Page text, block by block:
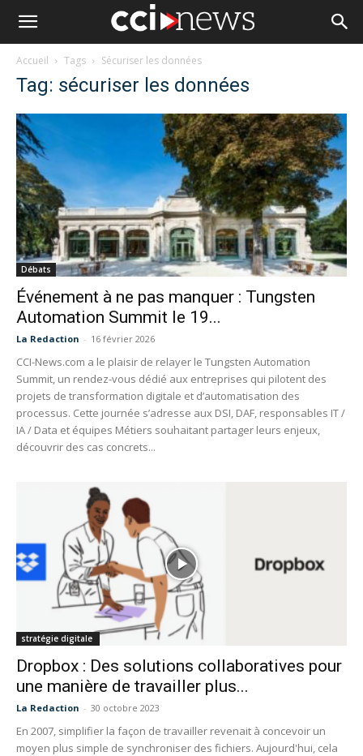
Accueil Tags Sécuriser les données
Tag: sécuriser les données
Débats
Événement à ne pas manquer : Tungsten
Automation Summit le 19...
La Redaction - 16 février 2026
CCI-News.com a le plaisir de relayer le Tungsten Automation
Summit, un rendez-vous dédié aux entreprises qui pilotent des
projets de transformation digitale et d’automatisation des
processus. Cette journée s’adresse aux DSI, DAF, responsables IT /
IA / Data et équipes Métiers souhaitant partager leurs enjeux,
découvrir des cas concrets...
stratégie digitale
Dropbox : Des solutions collaboratives pour
une manière de travailler plus...
La Redaction - 30 octobre 2023
En 2007, simplifier la façon de travailler revenait à concevoir un
moyen plus simple de synchroniser des fichiers. Aujourd'hui, cela